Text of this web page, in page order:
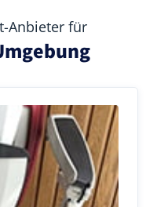
Anbieter für